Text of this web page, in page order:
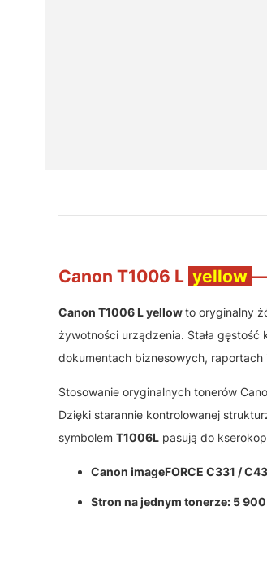
Canon T1006 L yellow —
Canon T1006 L yellowto oryginalny
żywotności urządzenia. Stała
dokumentach biznesowych, raportach
Stosowanie oryginalnych tonerów
Dzięki starannie kontrolowanej
symbolem T1006L pasują do
Canon imageFORCE C331 /
Stron na jednym tonerze: 5 900